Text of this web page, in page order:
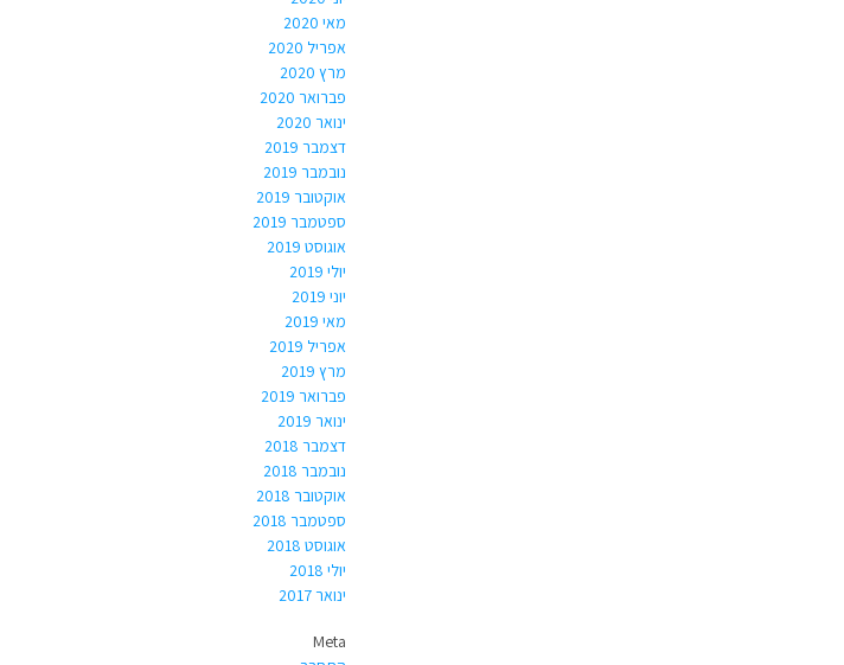
מאי 2020
אפריל 2020
מרץ 2020
פברואר 2020
ינואר 2020
דצמבר 2019
נובמבר 2019
אוקטובר 2019
ספטמבר 2019
אוגוסט 2019
יולי 2019
יוני 2019
מאי 2019
אפריל 2019
מרץ 2019
פברואר 2019
ינואר 2019
דצמבר 2018
נובמבר 2018
אוקטובר 2018
ספטמבר 2018
אוגוסט 2018
יולי 2018
ינואר 2017
Meta